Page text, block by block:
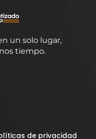
un solo lugar,
tiempo.
de privacidad